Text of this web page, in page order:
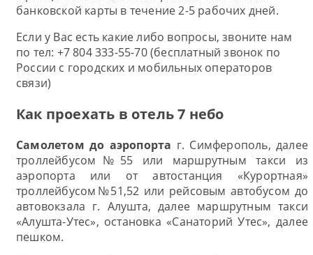
банковской карты в течение 2-5 рабочих дней.
Если у Вас есть какие либо вопросы, звоните нам
по тел: +7 804 333-55-70 (бесплатный звонок по
России с городских и мобильных операторов
связи)
Как проехать в отель 7 небо
Самолетом до аэропорта г. Симферополь, далее
троллейбусом№55 или маршрутным такси из
аэропорта или от автостанция «Курортная»
троллейбусом№51,52 или рейсовым автобусом до
автовокзала г. Алушта, далее маршрутным такси
«Алушта-Утес», остановка «Санаторий Утес», далее
пешком.